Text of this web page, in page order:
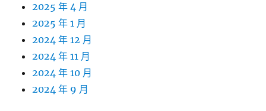
2025 年 4 月
2025 年 1 月
2024 年 12 月
2024 年 11 月
2024 年 10 月
2024 年 9 月